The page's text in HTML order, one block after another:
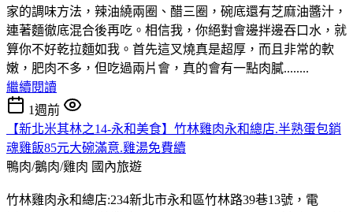
家的調味方法，辣油繞兩圈、醋三圈，碗底還有芝麻油醬汁，
連著麵徹底混合後再吃。相信我，你絕對會邊拌邊吞口水，就
算你不好乾拉麵如我。首先這叉燒真是超厚，而且非常的軟
嫩，肥肉不多，但吃過兩片會，真的會有一點肉膩........
繼續閱讀
1週前
【新北米其林之14-永和美食】竹林雞肉永和總店.半熟蛋包銷
魂雞飯85元大碗滿意.雞湯免費續
鴨肉/鵝肉/雞肉 國內旅遊
竹林雞肉永和總店:234新北市永和區竹林路39巷13號，電